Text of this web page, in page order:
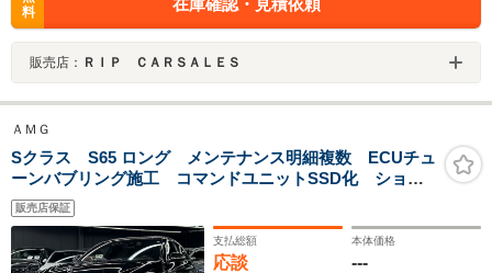
料
在庫確認・見積依頼
販売店： ＲＩＰ ＣＡＲＳＡＬＥＳ
ＡＭＧ
Sクラス S65 ロング メンテナンス明細複数 ECUチュ
ーンバブリング施工 コマンドユニットSSD化 ショー
ファーパッケージ アルカンターラルーフライナー パ
ノラミックスライディングルーフ ブルメスターサウン
販売店保証
支払総額
応談
本体価格
---